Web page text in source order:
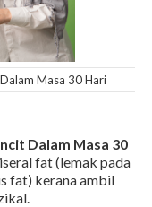
Masa 30 Hari
Dalam Masa 30
fat (lemak pada
fat) kerana ambil